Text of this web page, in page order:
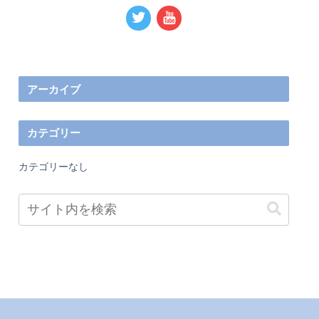
アーカイブ
カテゴリー
カテゴリーなし